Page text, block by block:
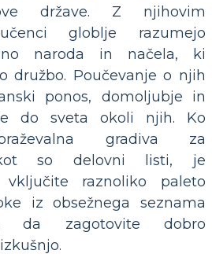
države. Z njihovim
globlje razumejo
naroda in načela, ki
družbo. Poučevanje o njih
ponos, domoljubje in
do sveta okoli njih. Ko
gradiva za
kot so delovni listi, je
raznoliko paleto
iz obsežnega seznama
da zagotovite dobro